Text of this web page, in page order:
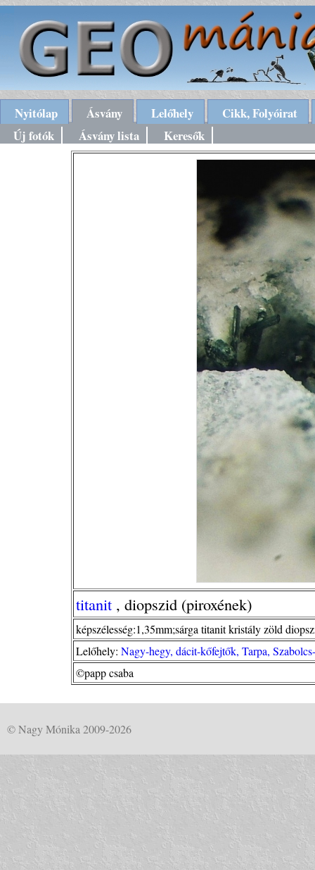
Nyitólap Ásvány Lelőhely
Cikk, Folyóirat
Új fotók
Ásvány lista Keresők
titanit , diopszid (piroxének)
képszélesség:1,35mm;sárga titanit kristály zöld
Lelőhely: Nagy-hegy, dácit-kőfejtők, Tarpa,
©papp csaba
© Nagy Mónika 2009-2026